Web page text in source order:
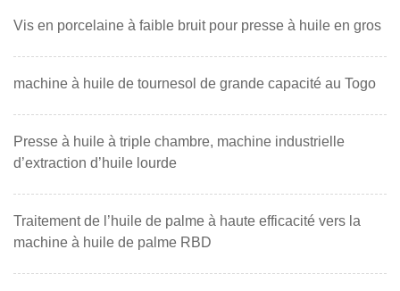
Vis en porcelaine à faible bruit pour presse à huile en gros
machine à huile de tournesol de grande capacité au Togo
Presse à huile à triple chambre, machine industrielle
d’extraction d’huile lourde
Traitement de l’huile de palme à haute efficacité vers la
machine à huile de palme RBD